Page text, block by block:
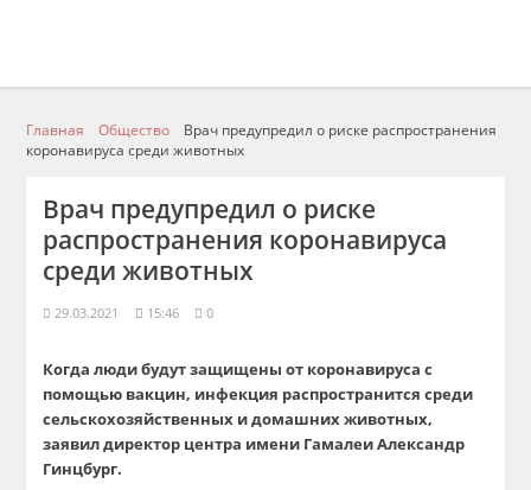
Главная Общество
Врач предупредил о риске распространения
коронавируса среди животных
Врач предупредил о риске
распространения коронавируса
среди животных
29.03.2021 15:46 0
Когда люди будут защищены от коронавируса с
помощью вакцин, инфекция распространится среди
сельскохозяйственных и домашних животных,
заявил директор центра имени Гамалеи Александр
Гинцбург.